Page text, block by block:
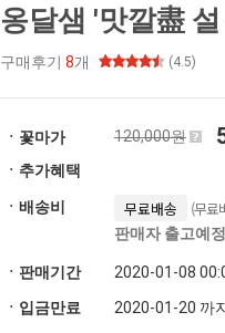
옹달샘 '맛깔盡
구매후기 8개 (4.5)
ㆍ꽃마가 120,000원
ㆍ추가혜택
ㆍ배송비 무료배송 (무료
판매자 출고예
ㆍ판매기간
2020-01-08
ㆍ입금만료
2020-01-20 까